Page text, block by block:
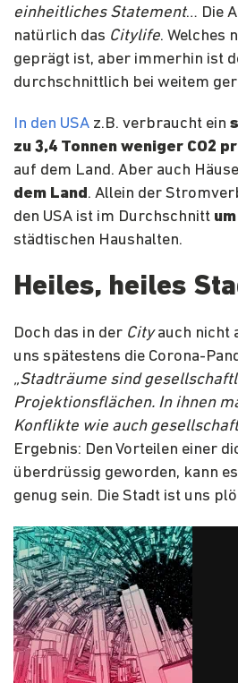
einheitliches Statement… Die
natürlich das Citylife. Welches
geprägt ist, aber immerhin ist
durchschnittlich bei weitem
In den USA z.B. verbraucht ein
zu 3,4 Tonnen weniger CO2
auf dem Land. Aber auch
dem Land. Allein der
den USA ist im Durchschnitt
städtischen Haushalten.
Heiles, heiles
Doch das in der Cityauch nicht
uns spätestens die Corona-
„Stadträume sind
Projektionsflächen. In ihnen
Konflikte wie auch
Ergebnis: Den Vorteilen einer
überdrüssig geworden, kann
genug sein. Die Stadt ist uns